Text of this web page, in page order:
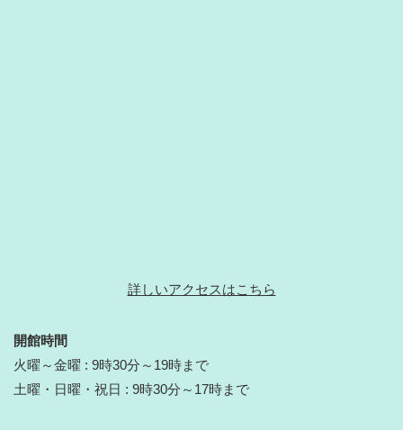
詳しいアクセスはこちら
開館時間
火曜～金曜 : 9時30分～19時まで
土曜・日曜・祝日 : 9時30分～17時まで